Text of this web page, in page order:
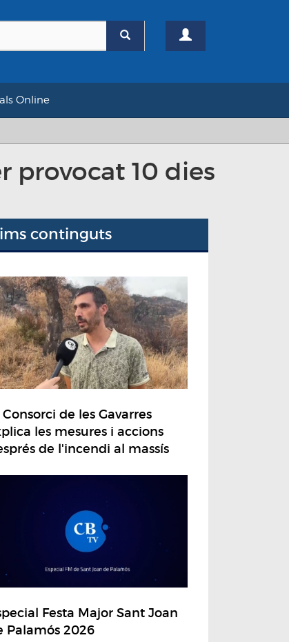
Online
provocat 10 dies
continguts
Consorci de les Gavarres
les mesures i accions
de l'incendi al massís
Festa Major Sant Joan
Palamós 2026